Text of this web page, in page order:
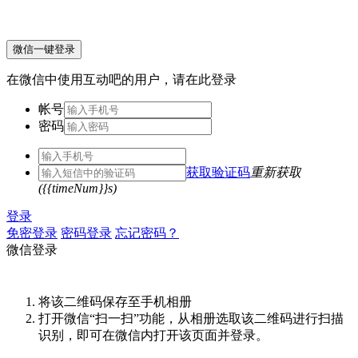
微信一键登录
在微信中使用互动吧的用户，请在此登录
帐号
密码
获取验证码重新获取
({{timeNum}}s)
登录
免密登录 密码登录 忘记密码？
微信登录
将该二维码保存至手机相册
打开微信“扫一扫”功能，从相册选取该二维码进行扫描
识别，即可在微信内打开该页面并登录。